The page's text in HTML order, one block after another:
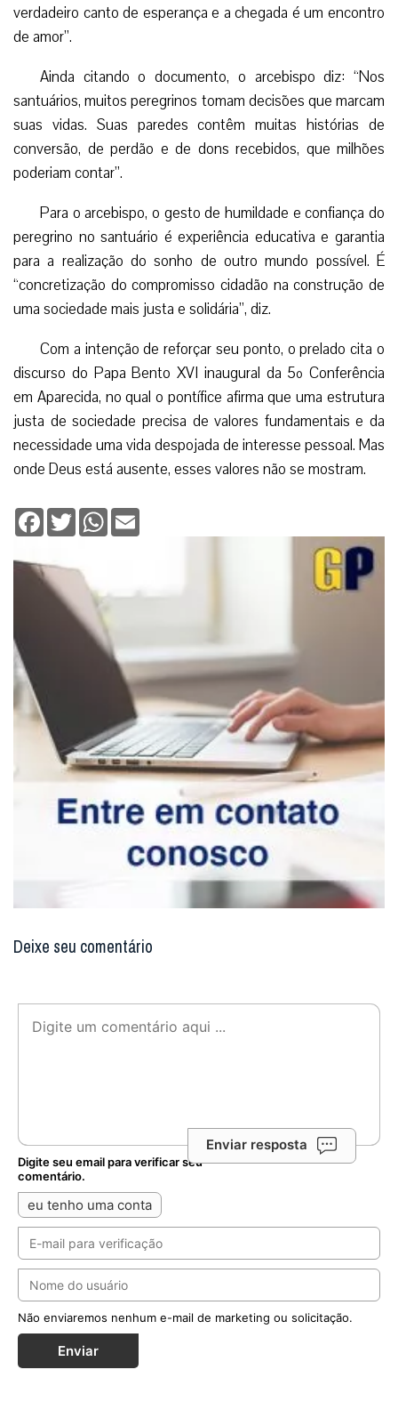
verdadeiro canto de esperança e a chegada é um encontro
de amor”.
Ainda citando o documento, o arcebispo diz: “Nos
santuários, muitos peregrinos tomam decisões que marcam
suas vidas. Suas paredes contêm muitas histórias de
conversão, de perdão e de dons recebidos, que milhões
poderiam contar”.
Para o arcebispo, o gesto de humildade e confiança do
peregrino no santuário é experiência educativa e garantia
para a realização do sonho de outro mundo possível. É
“concretização do compromisso cidadão na construção de
uma sociedade mais justa e solidária”, diz.
Com a intenção de reforçar seu ponto, o prelado cita o
discurso do Papa Bento XVI inaugural da 5º Conferência
em Aparecida, no qual o pontífice afirma que uma estrutura
justa de sociedade precisa de valores fundamentais e da
necessidade uma vida despojada de interesse pessoal. Mas
onde Deus está ausente, esses valores não se mostram.
Facebook
TwitterWhatsApp
Deixe seu comentário
Enviar resposta
Digite seu email para verificar seu
comentário.
eu tenho uma conta
Não enviaremos nenhum e-mail de marketing ou solicitação.
Enviar